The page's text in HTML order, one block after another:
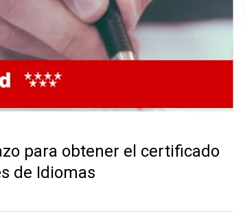
para obtener el certificado
de Idiomas